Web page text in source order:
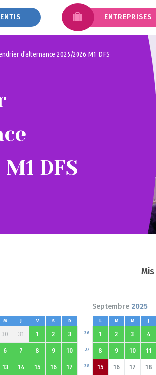
ENTREPRISES
Établir un contrat
Déposez une offre
d'alternance 2025/2026 M1 DFS
DFS
M J V S D
30 31 1 2 3
6 7 8 9 10
13 14 15 16 17
Septembre 2025
L M M J
1
36 2 3 4
8
37 9 10 11
15
38 16 17 18